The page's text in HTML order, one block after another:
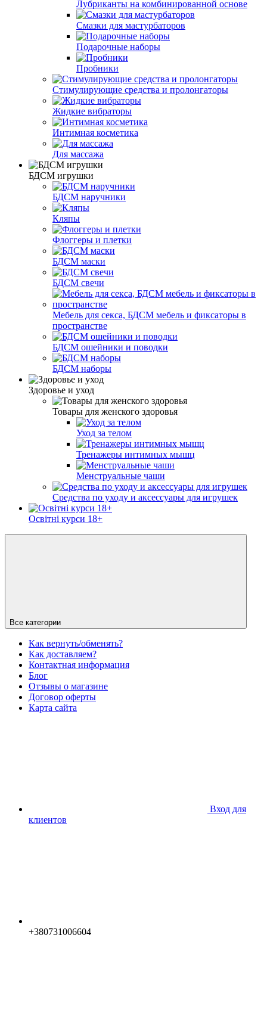
Лубриканты на комбинированной основе
Смазки для мастурбаторов
Подарочные наборы
Пробники
Стимулирующие средства и пролонгаторы
Жидкие вибраторы
Интимная косметика
Для массажа
БДСМ игрушки
БДСМ наручники
Кляпы
Флоггеры и плетки
БДСМ маски
БДСМ свечи
Мебель для секса, БДСМ мебель и фиксаторы в
пространстве
БДСМ ошейники и поводки
БДСМ наборы
Здоровье и уход
Товары для женского здоровья
Уход за телом
Тренажеры интимных мышц
Менструальные чаши
Средства по уходу и аксессуары для игрушек
Освітні курси 18+
Все категории
Как вернуть/обменять?
Как доставляем?
Контактная информация
Блог
Отзывы о магазине
Договор оферты
Карта сайта
Вход для
клиентов
+380731006604